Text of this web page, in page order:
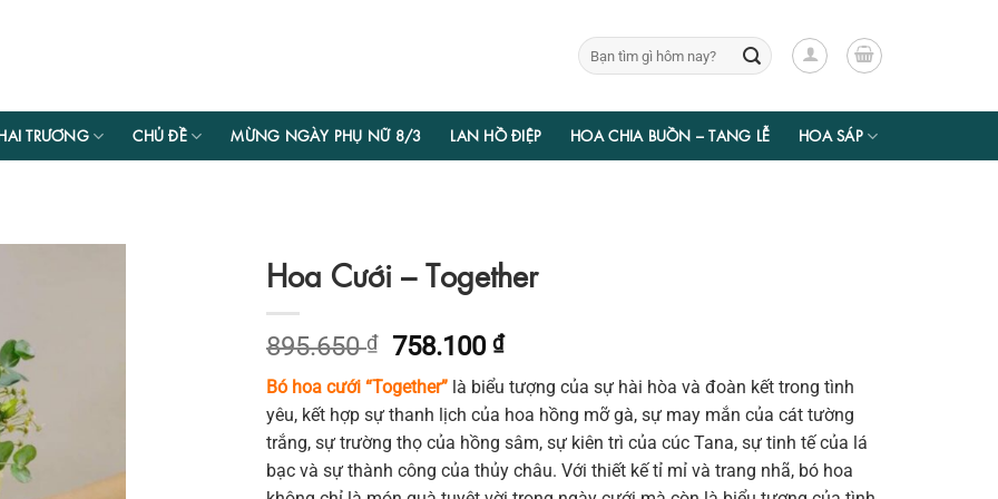
Tìm
kiếm:
TRƯƠNG CHỦ ĐỀ MỪNG NGÀY PHỤ NỮ 8/3 LAN HỒ ĐIỆP HOA CHIA BUỒN – TANG LỄ HOA SÁP
Hoa Cưới – Together
895.650₫
Giá
gốc
là:
895.650 ₫.
758.100₫Giá
tại
là:
758.100 ₫.
Bó hoa cưới “Together” là biểu tượng của sự hài hòa và đoàn kết trong tình
yêu, kết hợp sự thanh lịch của hoa hồng mỡ gà, sự may mắn của cát tường
trắng, sự trường thọ của hồng sâm, sự kiên trì của cúc Tana, sự tinh tế của lá
bạc và sự thành công của thủy châu. Với thiết kế tỉ mỉ và trang nhã, bó hoa